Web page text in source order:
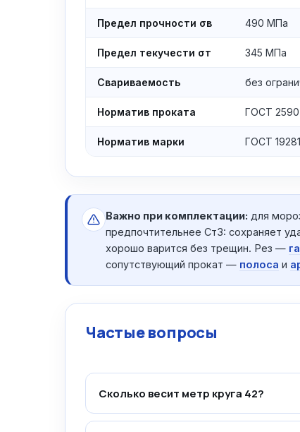
Предел прочности σв 490 МПа
Предел текучести σт 345 МПа
Свариваемость без
Норматив проката ГОСТ
Норматив марки ГОСТ
Важно при комплектации: для
предпочтительнее Ст3: сохраняет
хорошо варится без трещин. Рез —
сопутствующий прокат — полоса и
Частые вопросы
Сколько весит метр круга 42?